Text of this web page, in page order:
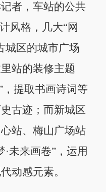
者，车站的公共
风格，几大“网
城区的城市广场
站的装修主题
，提取书画诗词等
古迹；而新城区
站、梅山广场站
未来画卷”，运用
动感元素。